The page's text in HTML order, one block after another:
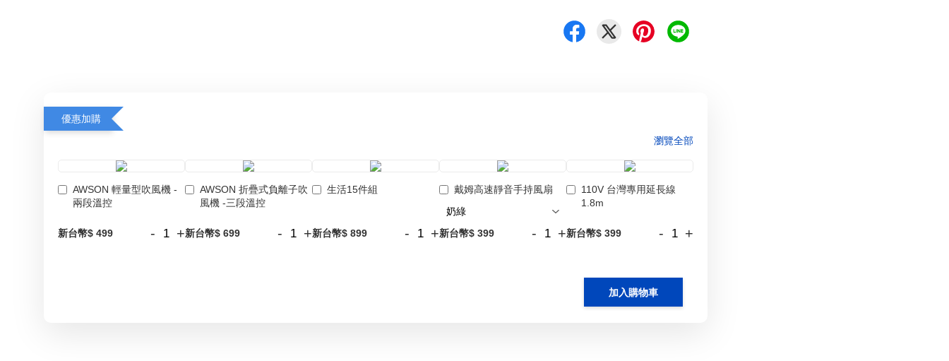
優惠加購
瀏覽全部
AWSON 輕量型吹風機 -
兩段溫控
新台幣$ 499 - +
AWSON 折疊式負離子吹
風機 -三段溫控
新台幣$ 699 - +
生活15件組
新台幣$ 899 - +
戴姆高速靜音手持風扇
新台幣$ 399 - +
110V 台灣專用延長線
1.8m
新台幣$ 399 - +
加入購物車